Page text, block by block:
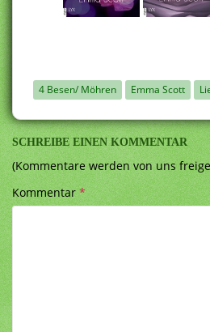
4 Besen/ Möhren Emma Scott
SCHREIBE EINEN KOMMENTAR
(Kommentare werden von uns
Kommentar*